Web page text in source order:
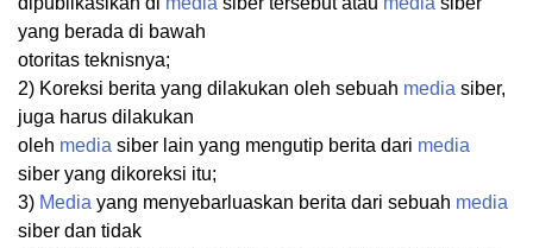
yang berada di bawah
otoritas teknisnya;
2) Koreksi berita yang dilakukan oleh sebuah media siber,
juga harus dilakukan
oleh media siber lain yang mengutip berita dari media
siber yang dikoreksi itu;
3) Media yang menyebarluaskan berita dari sebuah media
siber dan tidak